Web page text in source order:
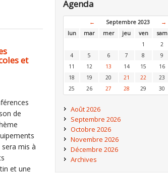
et
de
mis à
et une
Agenda
← Septembre 2023
→
lun
mar mer jeu ven sam
1
2
4
5 6 7 8 9
11
12 13 14 15 16
18
19 20 21 22 23
25
26 27 28 29 30
Août 2026
Septembre 2026
Octobre 2026
Novembre 2026
Décembre 2026
Archives